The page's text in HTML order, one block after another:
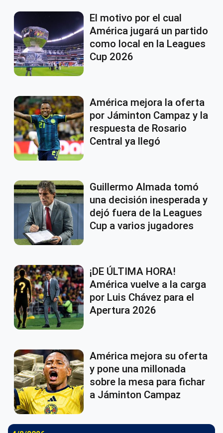
El motivo por el cual
América jugará un partido
como local en la Leagues
Cup 2026
América mejora la oferta
por Jáminton Campaz y la
respuesta de Rosario
Central ya llegó
Guillermo Almada tomó
una decisión inesperada y
dejó fuera de la Leagues
Cup a varios jugadores
¡DE ÚLTIMA HORA!
América vuelve a la carga
por Luis Chávez para el
Apertura 2026
América mejora su oferta
y pone una millonada
sobre la mesa para fichar
a Jáminton Campaz